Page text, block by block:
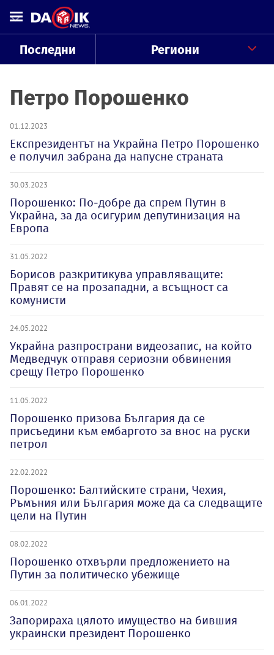
Последни Региони
Петро Порошенко
01.12.2023
Експрезидентът на Украйна Петро Порошенко
е получил забрана да напусне страната
30.03.2023
Порошенко: По-добре да спрем Путин в
Украйна, за да осигурим депутинизация на
Европа
31.05.2022
Борисов разкритикува управляващите:
Правят се на прозападни, а всъщност са
комунисти
24.05.2022
Украйна разпространи видеозапис, на който
Медведчук отправя сериозни обвинения
срещу Петро Порошенко
11.05.2022
Порошенко призова България да се
присъедини към ембаргото за внос на руски
петрол
22.02.2022
Порошенко: Балтийските страни, Чехия,
Ръмъния или България може да са следващите
цели на Путин
08.02.2022
Порошенко отхвърли предложението на
Путин за политическо убежище
06.01.2022
Запорираха цялото имущество на бившия
украински президент Порошенко